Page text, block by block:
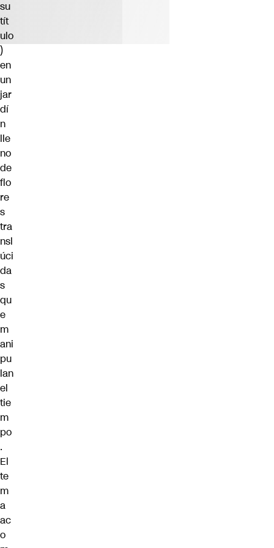
su
tít
ulo
)
en
un
jar
dí
n
lle
no
de
flo
re
s
tra
nsl
úci
da
s
qu
e
m
ani
pu
lan
el
tie
m
po
.
El
te
m
a
ac
o